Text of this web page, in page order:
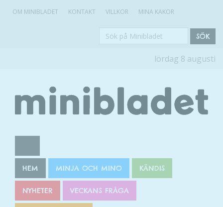
OM MINIBLADET KONTAKT VILLKOR MINA KAKOR
Sök
SÖK
lördag 8 augusti
HEM MINJA OCH MINO KÄNDIS
NYHETER VECKANS FRÅGA